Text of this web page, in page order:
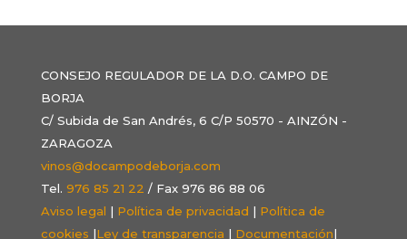
CONSEJO REGULADOR DE LA D.O. CAMPO DE
BORJA
C/ Subida de San Andrés, 6 C/P 50570 - AINZÓN -
ZARAGOZA
vinos@docampodeborja.com
Tel. 976 85 21 22 / Fax 976 86 88 06
Aviso legal | Política de privacidad | Política de
cookies |Ley de transparencia | Documentación|